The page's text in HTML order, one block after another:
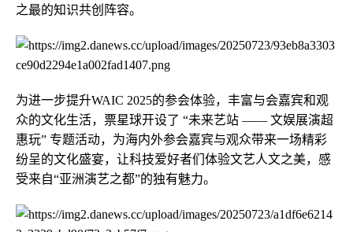
之最的知识共创阵容。
为进一步提升WAIC 2025的参会体验，丰富与会嘉宾和观
众的文化生活，票星球开设了 “未来艺站 —— 文娱展演超
惠玩” 专题活动，为海内外参会嘉宾与观众带来一场精彩
纷呈的文化盛宴，让科技爱好者们体验文艺人文之美，感
受来自“亚洲演艺之都”的独有魅力。